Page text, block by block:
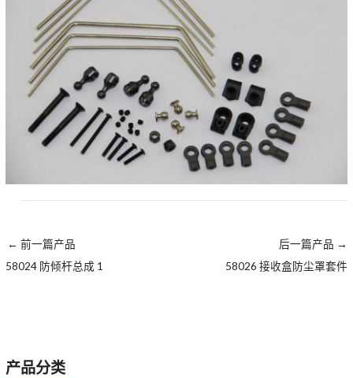
产品分类
← 前一篇产品
58024 防倾杆总成 1
后一篇产品 →
58026 接收盒防尘罩套件